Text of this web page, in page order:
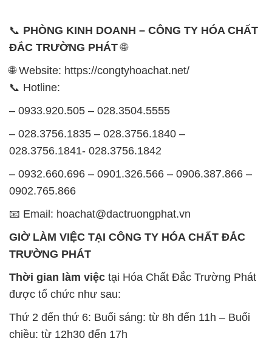
📞 PHÒNG KINH DOANH – CÔNG TY HÓA CHẤT
ĐẮC TRƯỜNG PHÁT🌐
🌐 Website: https://congtyhoachat.net/
📞 Hotline:
– 0933.920.505 – 028.3504.5555
– 028.3756.1835 – 028.3756.1840 –
028.3756.1841- 028.3756.1842
– 0932.660.696 – 0901.326.566 – 0906.387.866 –
0902.765.866
📧 Email: hoachat@dactruongphat.vn
GIỜ LÀM VIỆC TẠI CÔNG TY HÓA CHẤT ĐẮC
TRƯỜNG PHÁT
Thời gian làm việc tại Hóa Chất Đắc Trường Phát
được tổ chức như sau:
Thứ 2 đến thứ 6: Buổi sáng: từ 8h đến 11h – Buổi
chiều: từ 12h30 đến 17h